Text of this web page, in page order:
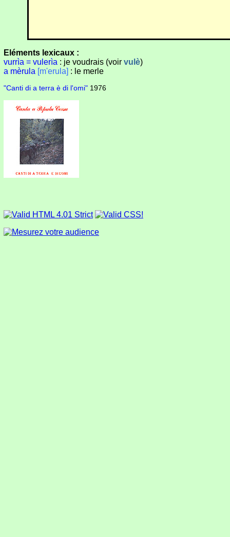
Eléments lexicaux :
vurrìa = vulerìa : je voudrais (voir vulè)
a mèrula [m'erula] : le merle
"Canti di a terra è di l'omi" 1976